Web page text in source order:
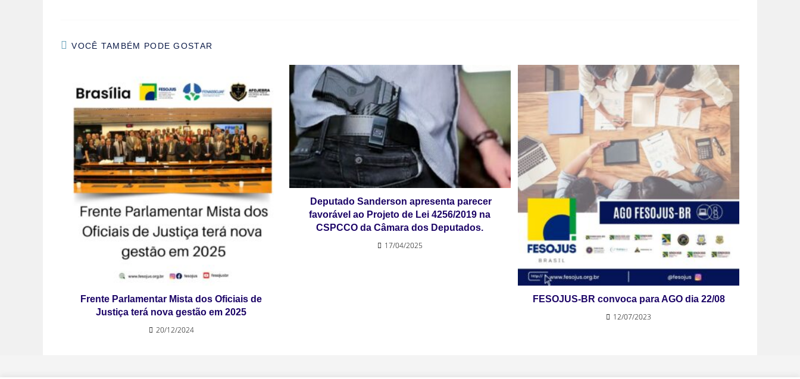
VOCÊ TAMBÉM PODE GOSTAR
Frente Parlamentar Mista dos Oficiais de
Justiça terá nova gestão em 2025
20/12/2024
Deputado Sanderson apresenta parecer
favorável ao Projeto de Lei 4256/2019 na
CSPCCO da Câmara dos Deputados.
17/04/2025
FESOJUS-BR convoca para AGO dia 22/08
12/07/2023